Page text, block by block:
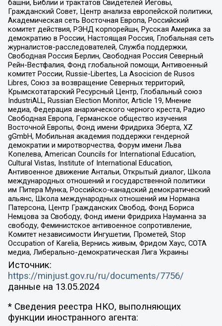
башни, Библии и трактатов Свидетелей Иеговы,
Гражданский Совет, Центр анализа европейской политики,
Академическая сеть Восточная Европа, Российский
комитет действия, РЭНД корпорейшн, Русская Америка за
демократию в России, Настоящая Россия, Глобальная сеть
журналистов-расследователей, Служба поддержки,
Свободная Россия Берлин, Свободная Россия Северный
Рейн-Вестфалия, Фонд глобальной помощи, Антивоенный
комитет России, Russie-Libertes, La Asocicion de Rusos
Libres, Союз за возвращение Северных территорий,
Крымскотатарский Ресурсный Центр, Глобальный союз
IndustriALL, Russian Election Monitor, Article 19, Мнение
медиа, Федерация анархического черного креста, Радио
Свободная Европа, Германское общество изучения
Восточной Европы, Фонд имени Фридриха Эберта, XZ
gGmbH, Мобильная академия поддержки гендерной
демократии и миротворчества, Форум имени Льва
Копелева, American Councils for International Education,
Cultural Vistas, Institute of International Education,
Антивоенное движение Антальи, Открытый диалог, Школа
международных отношений и государственной политики
им Питера Мунка, Российско-канадский демократический
альянс, Школа международных отношений им Нормана
Патерсона, Центр Гражданских Свобод, Фонд Бориса
Немцова за Свободу, Фонд имени Фридриха Науманна за
свободу, Феминистское антивоенное сопротивление,
Комитет независимости Ингушетии, Прометей, Stop
Occupation of Karelia, Вернись живым, Фридом Хаус, СОТА
медиа, Либерально-демократическая Лига Украины
Источник:
https://minjust.gov.ru/ru/documents/7756/
данные на 13.05.2024
* Сведения реестра НКО, выполняющих
функции иностранного агента: